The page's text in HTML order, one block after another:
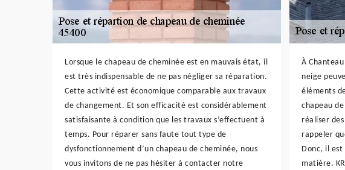
Lorsque le chapeau de cheminée est en mauvais état, il
est très indispensable de ne pas négliger sa réparation.
Cette activité est économique comparable aux travaux
de changement. Et son efficacité est considérablement
satisfaisante à condition que les travaux s’effectuent à
temps. Pour réparer sans faute tout type de
dysfonctionnement d’un chapeau de cheminée, nous
vous invitons de ne pas hésiter à contacter notre
À
neige
éléments
chapeau
réaliser
rappeler
Donc, il est
matière.